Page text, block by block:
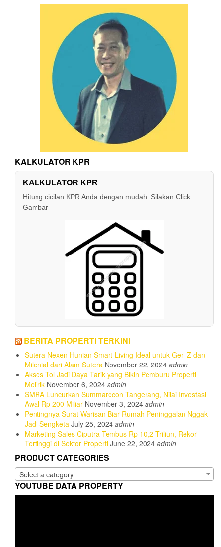
KALKULATOR KPR
KALKULATOR KPR
Hitung cicilan KPR Anda dengan mudah. Silakan Click
Gambar
BERITA PROPERTI TERKINI
Sutera Nexen Hunian Smart-Living Ideal untuk Gen Z dan
Milenial dari Alam Sutera November 22, 2024 admin
Akses Tol Jadi Daya Tarik yang Bikin Pemburu Properti
Melirik November 6, 2024 admin
SMRA Luncurkan Summarecon Tangerang, Nilai Investasi
Awal Rp 200 Miliar November 3, 2024 admin
Pentingnya Surat Warisan Biar Rumah Peninggalan Nggak
Jadi Sengketa July 25, 2024 admin
Marketing Sales Ciputra Tembus Rp 10,2 Triliun, Rekor
Tertinggi di Sektor Properti June 22, 2024 admin
PRODUCT CATEGORIES
Select a category
YOUTUBE DATA PROPERTY